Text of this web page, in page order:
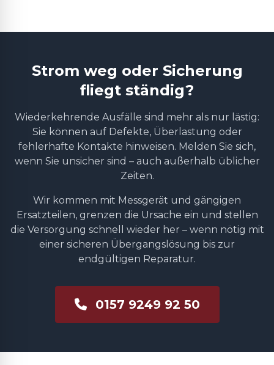
Strom weg oder Sicherung
fliegt ständig?
Wiederkehrende Ausfälle sind mehr als nur lästig:
Sie können auf Defekte, Überlastung oder
fehlerhafte Kontakte hinweisen. Melden Sie sich,
wenn Sie unsicher sind – auch außerhalb üblicher
Zeiten.
Wir kommen mit Messgerät und gängigen
Ersatzteilen, grenzen die Ursache ein und stellen
die Versorgung schnell wieder her – wenn nötig mit
einer sicheren Übergangslösung bis zur
endgültigen Reparatur.
0157 9249 92 50